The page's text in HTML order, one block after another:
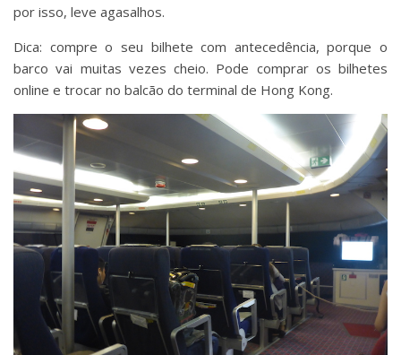
por isso, leve agasalhos.
Dica: compre o seu bilhete com antecedência, porque o
barco vai muitas vezes cheio. Pode comprar os bilhetes
online e trocar no balcão do terminal de Hong Kong.